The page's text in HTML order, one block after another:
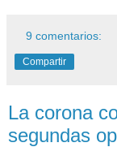
9 comentarios:
Compartir
La corona
segundas